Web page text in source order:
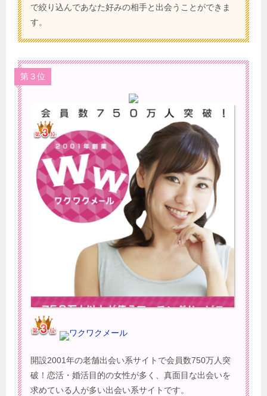
で絞り込んであなた好みの相手と出会うことができま
す。
第３位
ワクワクメール
開設2001年の老舗出会い系サイトで会員数750万人突
破！恋活・婚活目的の女性が多く、真面目な出会いを
求めている人が多い出会い系サイトです。